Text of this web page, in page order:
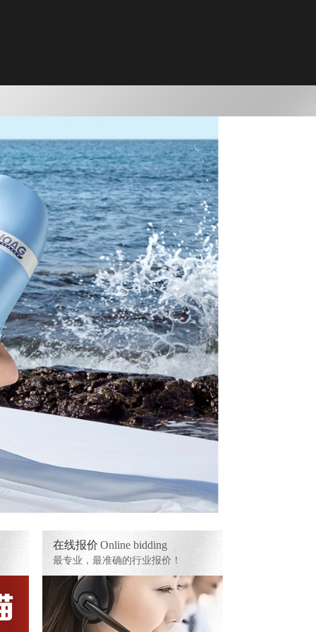
在线报价 Online bidding
最专业，最准确的行业报价！